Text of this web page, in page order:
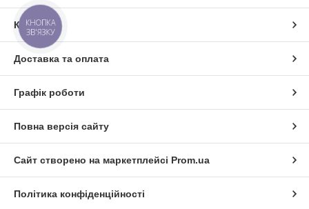
Контакти
Доставка та оплата
Графік роботи
Повна версія сайту
Сайт створено на маркетплейсі Prom.ua
Політика конфіденційності
КНОПКА
ЗВ'ЯЗКУ